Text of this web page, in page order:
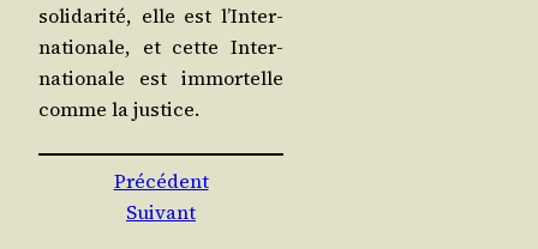
soli­da­ri­té, elle est l’In­ter­
na­tio­nale, et cette Inter­
na­tio­nale est immor­telle
comme la justice.
Précédent
Suivant